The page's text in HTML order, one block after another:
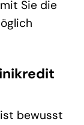
Sie die
ist bewusst